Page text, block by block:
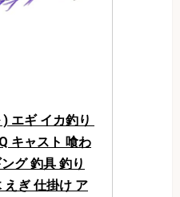
エギ イカ釣り
キャスト 喰わ
グ 釣具 釣り
えぎ 仕掛け ア